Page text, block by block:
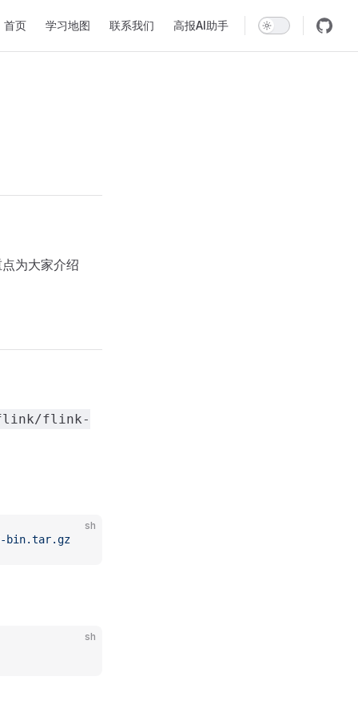
首页 学习地图 联系我们 高报AI助手
为大家介绍
flink/flink-
sh
bin.tar.gz
sh